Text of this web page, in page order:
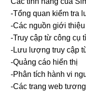
-Tổng quan kiểm tra
-Các nguồn giới thiệu
-Truy cập từ công cụ
-Lưu lượng truy cập
-Quảng cáo hiển thị
-Phân tích hành vi
-Các trang web